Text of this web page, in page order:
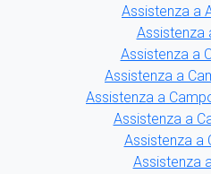
Assistenza a
Assistenza
Assistenza a
Assistenza a
Assistenza a
Assistenza a
Assistenza a
Assistenza